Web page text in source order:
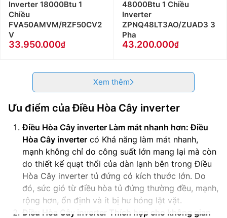
Inverter 18000Btu 1
Chiều
FVA50AMVM/RZF50CV2
V
33.950.000
48000Btu 1 Chiều
Inverter
ZPNQ48LT3AO/ZUAD3 3
Pha
43.200.000
Xem thêm
Ưu điểm củaĐiều Hòa Cây inverter
Điều Hòa Cây inverter Làm mát nhanh hơn: Điều
Hòa Cây inverter có Khả năng làm mát nhanh,
mạnh không chỉ do công suất lớn mang lại mà còn
do thiết kế quạt thổi của dàn lạnh bên trong Điều
Hòa Cây inverter tủ đứng có kích thước lớn. Do
đó, sức gió từ điều hòa tủ đứng thường đều, mạnh,
rộng hơn, ổn định và ít bị hư hỏng lặt vặt.
Điều Hòa Cây inverter Thích hợp cho không gian